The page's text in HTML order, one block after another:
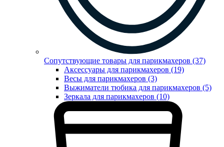
Сопутствующие товары для парикмахеров (37)
Аксессуары для парикмахеров (19)
Весы для парикмахеров (3)
Выжиматели тюбика для парикмахеров (5)
Зеркала для парикмахеров (10)